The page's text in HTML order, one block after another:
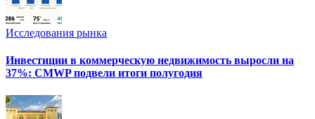
Исследования рынка
Инвестиции в коммерческую недвижимость выросли на
37%: CMWP подвели итоги полугодия